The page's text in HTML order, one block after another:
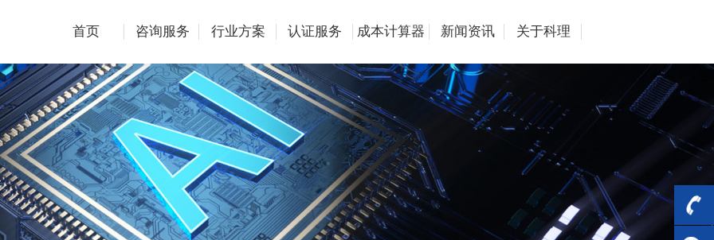
首页 咨询服务 行业方案 认证服务 成本计算器 新闻资讯 关于科理